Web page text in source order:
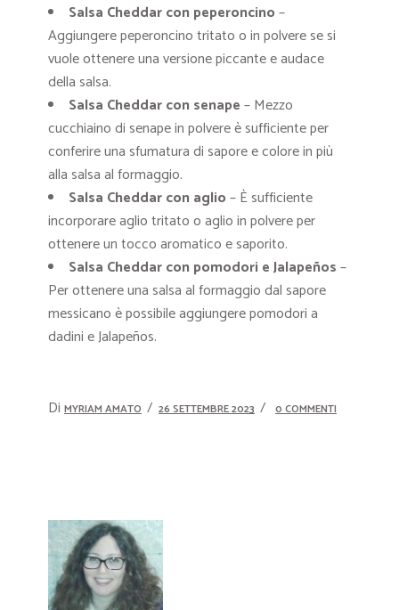
Salsa Cheddar con peperoncino–
Aggiungere peperoncino tritato o in polvere se si
vuole ottenere una versione piccante e audace
della salsa.
Salsa Cheddar con senape– Mezzo
cucchiaino di senape in polvere è sufficiente per
conferire una sfumatura di sapore e colore in più
alla salsa al formaggio.
Salsa Cheddar con aglio– È sufficiente
incorporare aglio tritato o aglio in polvere per
ottenere un tocco aromatico e saporito.
Salsa Cheddar con pomodori e Jalapeños–
Per ottenere una salsa al formaggio dal sapore
messicano è possibile aggiungere pomodori a
dadini e Jalapeños.
Di MYRIAM AMATO 26 SETTEMBRE 2023 0 COMMENTI